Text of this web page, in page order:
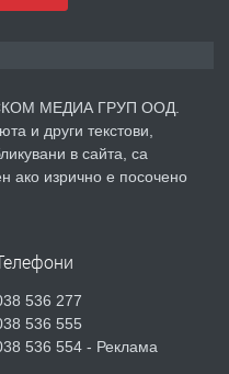
преди 4 дни
в гр. Хасково кв.
НА МЕБЕЛИ.
МЕДИА ГРУП ООД.
и други текстови,
в сайта, са
ако изрично е посочено
536 277
536 555
536 554 - Реклама